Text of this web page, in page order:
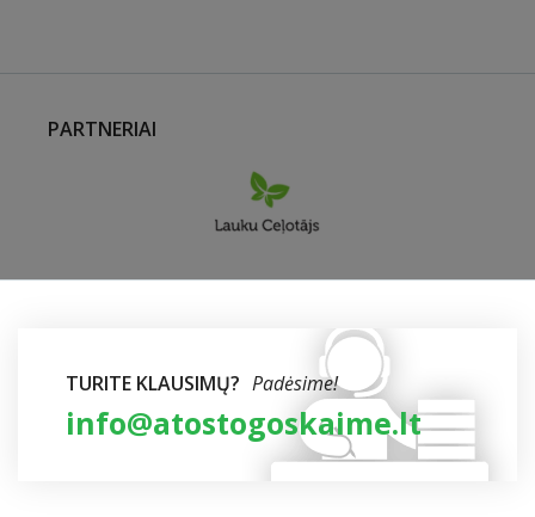
PARTNERIAI
TURITE KLAUSIMŲ? Padėsime!
info@atostogoskaime.lt